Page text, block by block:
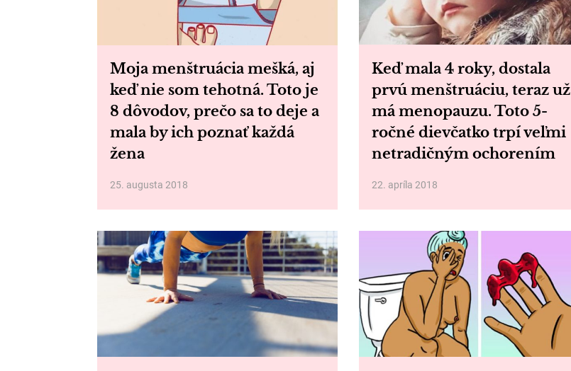
Moja menštruácia mešká, aj
keď nie som tehotná. Toto je
8 dôvodov, prečo sa to deje a
mala by ich poznať každá
žena
25. augusta 2018
Keď mala 4 roky, dostala
prvú menštruáciu, teraz už
má menopauzu. Toto 5-
ročné dievčatko trpí veľmi
netradičným ochorením
22. apríla 2018